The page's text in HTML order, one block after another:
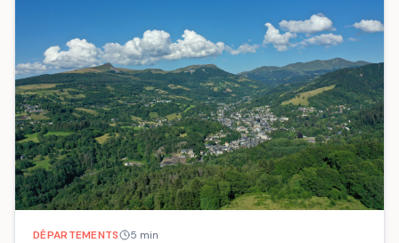
DÉPARTEMENTS 5 min